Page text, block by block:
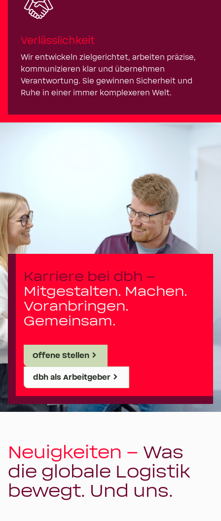
Verlässlichkeit
Wir entwickeln zielgerichtet, arbeiten präzise,
kommunizieren klar und übernehmen
Verantwortung. Sie gewinnen Sicherheit und
Ruhe in einer immer komplexeren Welt.
Karriere bei dbh –
Mitgestalten. Machen.
Voranbringen.
Gemeinsam.
Offene Stellen
dbh als Arbeitgeber
Neuigkeiten – Was
die globale Logistik
bewegt. Und uns.